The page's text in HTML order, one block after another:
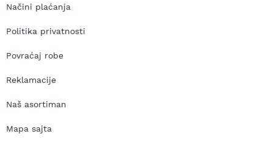
Načini plaćanja
Politika privatnosti
Povraćaj robe
Reklamacije
Naš asortiman
Mapa sajta